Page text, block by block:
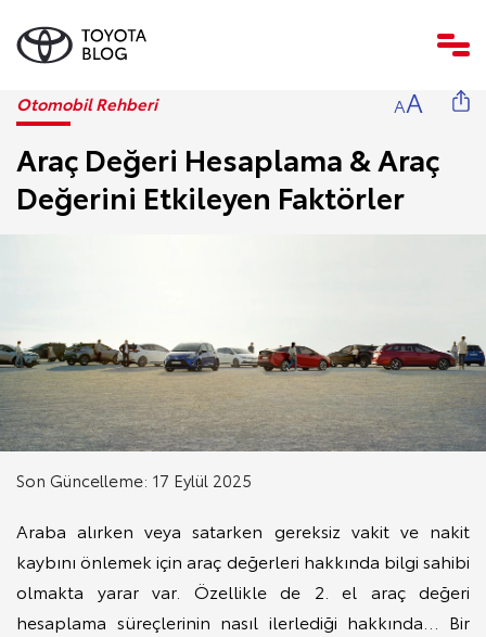
Otomobil Rehberi AA
Araç Değeri Hesaplama & Araç
Değerini Etkileyen Faktörler
Son Güncelleme: 17 Eylül 2025
Araba alırken veya satarken gereksiz vakit ve nakit
kaybını önlemek için araç değerleri hakkında bilgi sahibi
olmakta yarar var. Özellikle de 2. el araç değeri
hesaplama süreçlerinin nasıl ilerlediği hakkında… Bir